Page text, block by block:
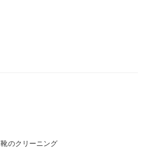
靴のクリーニング